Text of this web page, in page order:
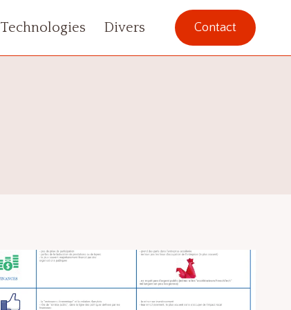
Technologies Divers Contact